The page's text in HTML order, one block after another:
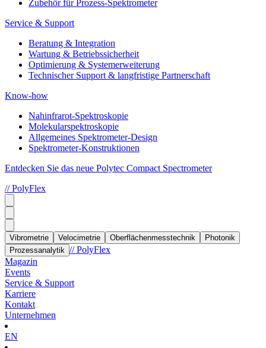
Zubehör für Prozess-Spektrometer
Service & Support
Beratung & Integration
Wartung & Betriebssicherheit
Optimierung & Systemerweiterung
Technischer Support & langfristige Partnerschaft
Know-how
Nahinfrarot-Spektroskopie
Molekularspektroskopie
Allgemeines Spektrometer-Design
Spektrometer-Konstruktionen
Entdecken Sie das neue Polytec Compact Spectrometer
// PolyFlex
Vibrometrie Velocimetrie Oberflächenmesstechnik
Photonik
Prozessanalytik // PolyFlex
Magazin
Events
Service & Support
Karriere
Kontakt
Unternehmen
EN